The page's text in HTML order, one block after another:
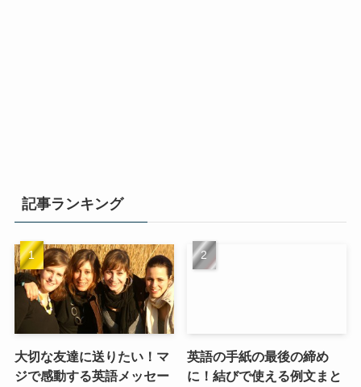
記事ランキング
大切な友達に送りたい！マ
ジで感動する英語メッセー
英語の手紙の最後の締め
に！結びで使える例文まと